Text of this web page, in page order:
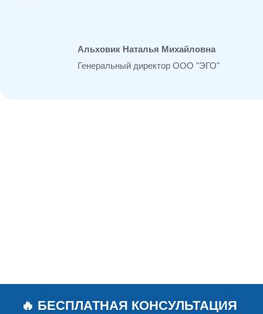
Альховик Наталья Михайловна
Генеральный директор ООО "ЭГО"
🔥 БЕСПЛАТНАЯ КОНСУЛЬТАЦИЯ